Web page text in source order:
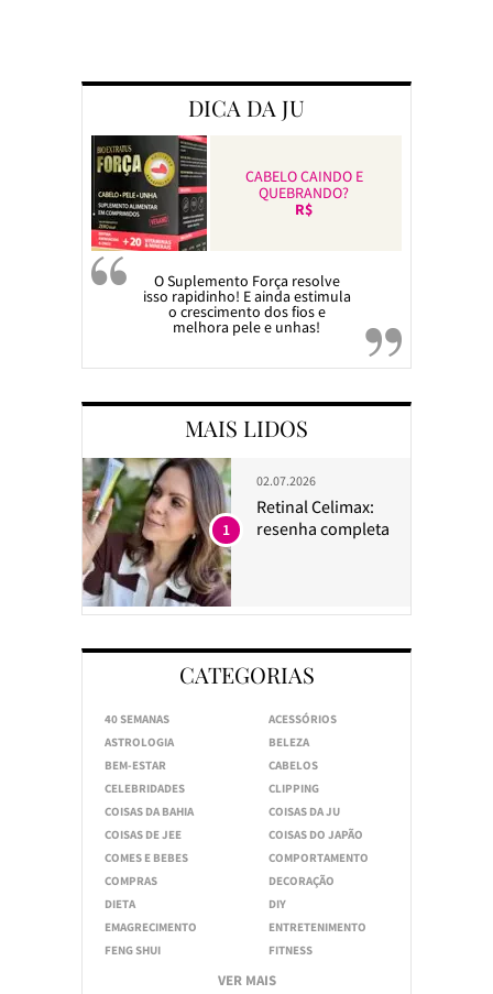
DICA DA JU
CABELO CAINDO E
QUEBRANDO?
R$
O Suplemento Força resolve
isso rapidinho! E ainda estimula
o crescimento dos fios e
melhora pele e unhas!
MAIS LIDOS
02.07.2026
Retinal Celimax:
resenha completa
1
CATEGORIAS
40 SEMANAS
ACESSÓRIOS
ASTROLOGIA
BELEZA
BEM-ESTAR
CABELOS
CELEBRIDADES
CLIPPING
COISAS DA BAHIA
COISAS DA JU
COISAS DE JEE
COISAS DO JAPÃO
COMES E BEBES
COMPORTAMENTO
COMPRAS
DECORAÇÃO
DIETA
DIY
EMAGRECIMENTO
ENTRETENIMENTO
FENG SHUI
FITNESS
VER MAIS